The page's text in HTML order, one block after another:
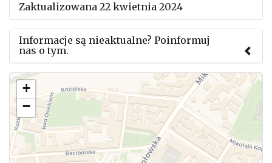
Zaktualizowana 22 kwietnia 2024
Informacje są nieaktualne? Poinformuj
nas o tym.
Użyj tego formularza aby przesłać informację o
zmianach w powyższym mityngu.
+
−